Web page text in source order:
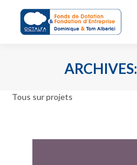
ARCHIVES:
Tous sur projets